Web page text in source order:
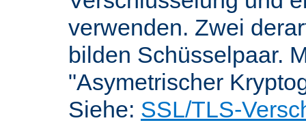
verwenden. Zwei
bilden Schüsselpaar.
"Asymetrischer
Siehe: SSL/TLS-